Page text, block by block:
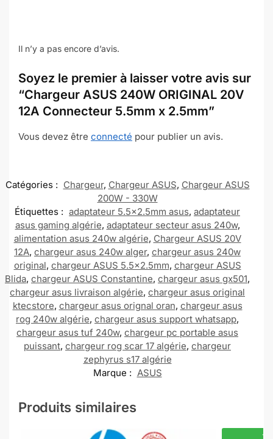
Il n’y a pas encore d’avis.
Soyez le premier à laisser votre avis sur
“Chargeur ASUS 240W ORIGINAL 20V
12A Connecteur 5.5mm x 2.5mm”
Vous devez être connecté pour publier un avis.
Catégories : Chargeur, Chargeur ASUS, Chargeur ASUS
200W - 330W
Étiquettes : adaptateur 5.5x2.5mm asus, adaptateur
asus gaming algérie, adaptateur secteur asus 240w,
alimentation asus 240w algérie, Chargeur ASUS 20V
12A, chargeur asus 240w alger, chargeur asus 240w
original, chargeur ASUS 5.5x2.5mm, chargeur ASUS
Blida, chargeur ASUS Constantine, chargeur asus gx501,
chargeur asus livraison algérie, chargeur asus original
ktecstore, chargeur asus orignal oran, chargeur asus
rog 240w algérie, chargeur asus support whatsapp,
chargeur asus tuf 240w, chargeur pc portable asus
puissant, chargeur rog scar 17 algérie, chargeur
zephyrus s17 algérie
Marque : ASUS
Produits similaires
-